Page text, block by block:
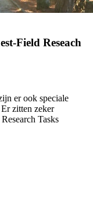
Field Reseach
er ook speciale
zitten zeker
Tasks